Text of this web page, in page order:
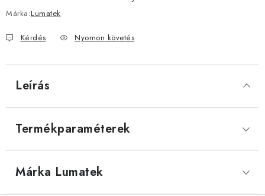
Márka:Lumatek
Kérdés Nyomon követés
Leírás
Termékparaméterek
Márka Lumatek